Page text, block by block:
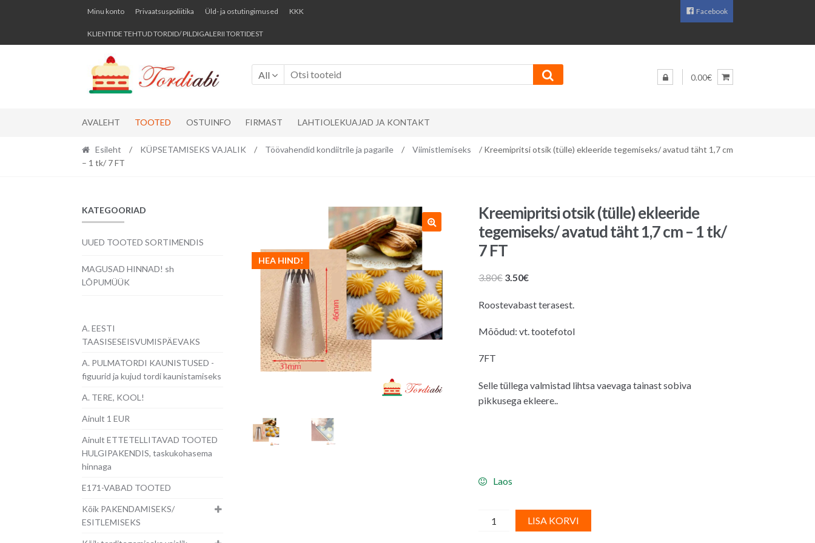
Skip
navigation
Skip
content
Minu konto Privaatsuspoliitika Üld- ja ostutingimused KKK
KLIENTIDE TEHTUD TORDID/ PILDIGALERII TORTIDEST
Facebook
All 0.00€
AVALEHT TOOTED OSTUINFO FIRMAST LAHTIOLEKUAJAD JA KONTAKT
Esileht / KÜPSETAMISEKS VAJALIK / Töövahendid kondiitrile ja pagarile / Viimistlemiseks
/ Kreemipritsi otsik (tülle) ekleeride tegemiseks/ avatud täht 1,7 cm
– 1 tk/ 7 FT
HEA HIND!
Kreemipritsi otsik (tülle) ekleeride
tegemiseks/ avatud täht 1,7 cm – 1 tk/
7 FT
3.80€ Algne
oli:
3.50€Praegune
on:
Roostevabast terasest.
Mõõdud: vt. tootefotol
7FT
Selle tüllega valmistad lihtsa vaevaga tainast sobiva
pikkusega ekleere..
Laos
KreemipritsiLISA KORVI
l
KATEGOORIAD
UUED TOOTED SORTIMENDIS
MAGUSAD HINNAD! sh
LÕPUMÜÜK
A. EESTI
TAASISESEISVUMISPÄEVAKS
A. PULMATORDI KAUNISTUSED -
figuurid ja kujud tordi kaunistamiseks
A. TERE, KOOL!
Ainult 1 EUR
Ainult ETTETELLITAVAD TOOTED
HULGIPAKENDIS, taskukohasema
hinnaga
E171-VABAD TOOTED
Kõik PAKENDAMISEKS/
ESITLEMISEKS